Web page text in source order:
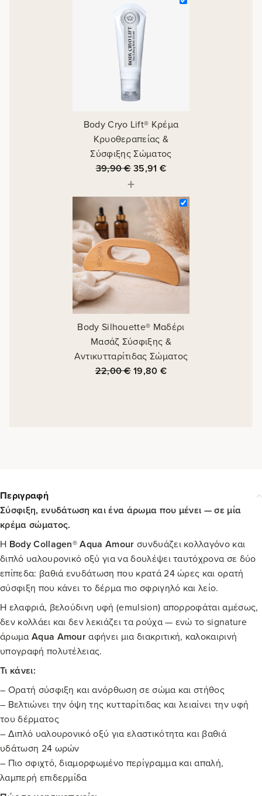
Body Cryo Lift® Κρέμα
Κρυοθεραπείας &
Σύσφιξης Σώματος
39,90€35,91€
+
Body Silhouette® Μαδέρι
Μασάζ Σύσφιξης &
Αντικυτταρίτιδας Σώματος
22,00€19,80€
Περιγραφή
Σύσφιξη, ενυδάτωση και ένα άρωμα που μένει — σε μία
κρέμα σώματος.
Η Body Collagen® Aqua Amour συνδυάζει κολλαγόνο και
διπλό υαλουρονικό οξύ για να δουλέψει ταυτόχρονα σε δύο
επίπεδα: βαθιά ενυδάτωση που κρατά 24 ώρες και ορατή
σύσφιξη που κάνει το δέρμα πιο σφριγηλό και λείο.
Η ελαφριά, βελούδινη υφή (emulsion) απορροφάται αμέσως,
δεν κολλάει και δεν λεκιάζει τα ρούχα — ενώ το signature
άρωμα Aqua Amourαφήνει μια διακριτική, καλοκαιρινή
υπογραφή πολυτέλειας.
Τι κάνει:
– Ορατή σύσφιξη και ανόρθωση σε σώμα και στήθος
– Βελτιώνει την όψη της κυτταρίτιδας και λειαίνει την υφή
του δέρματος
– Διπλό υαλουρονικό οξύ για ελαστικότητα και βαθιά
υδάτωση 24 ωρών
– Πιο σφιχτό, διαμορφωμένο περίγραμμα και απαλή,
λαμπερή επιδερμίδα